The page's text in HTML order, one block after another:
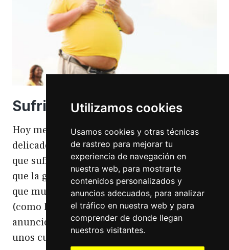
Utilizamos cookies
Usamos cookies y otras técnicas
de rastreo para mejorar tu
experiencia de navegación en
nuestra web, para mostrarte
contenidos personalizados y
anuncios adecuados, para analizar
el tráfico en nuestra web y para
comprender de donde llegan
nuestros visitantes.
creatividad
Sufriendo la gordofobia
Hoy me apetece hablar de un temita
delicado. Hoy hablo de gordofobia. Una cosa
que sufro día si día también. Gordofobia Y es
que la gordofobia es algo que existe. Algo
que muchas personas sufrimos en silencio
(como las hemorroides, al igual que en el
anuncio). Nos están vendiendo siempre
unos cuerpos normativos y en…